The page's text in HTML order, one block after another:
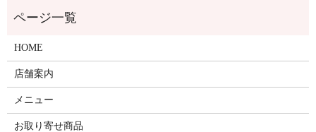
HOME
店舗案内
メニュー
お取り寄せ商品